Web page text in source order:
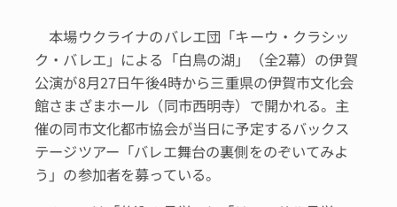
本場ウクライナのバレエ団「キーウ・クラシッ
ク・バレエ」による「白鳥の湖」（全2幕）の伊賀
公演が8月27日午後4時から三重県の伊賀市文化会
館さまざまホール（同市西明寺）で開かれる。主
催の同市文化都市協会が当日に予定するバックス
テージツアー「バレエ舞台の裏側をのぞいてみよ
う」の参加者を募っている。